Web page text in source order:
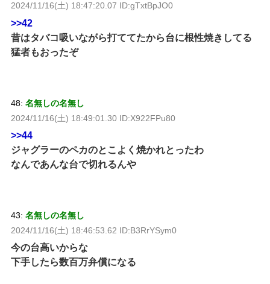
2024/11/16(土) 18:47:20.07 ID:gTxtBpJO0
>>42
昔はタバコ吸いながら打ててたから台に根性焼きしてる
猛者もおったぞ
48: 名無しの名無し
2024/11/16(土) 18:49:01.30 ID:X922FPu80
>>44
ジャグラーのペカのとこよく焼かれとったわ
なんであんな台で切れるんや
43: 名無しの名無し
2024/11/16(土) 18:46:53.62 ID:B3RrYSym0
今の台高いからな
下手したら数百万弁償になる